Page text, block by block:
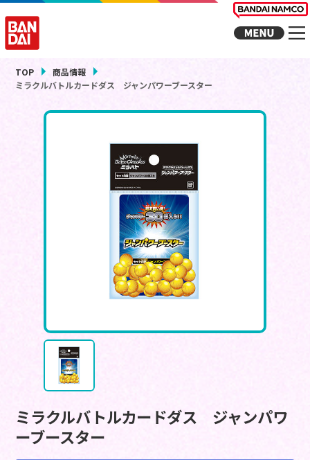
TOP
商品情報
ミラクルバトルカードダス ジャンパワーブースター
ミラクルバトルカードダス ジャンパワ
ーブースター